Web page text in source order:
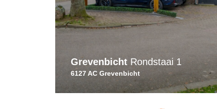
Grevenbicht Rondstaai 1
6127 AC Grevenbicht